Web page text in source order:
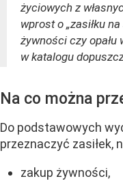
życiowych z
wprost o „zasiłku
żywności czy
w katalogu
Na co można
Do podstawowych
przeznaczyć zasiłek,
zakup żywności,